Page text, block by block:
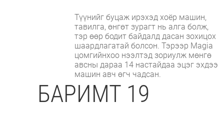
Түүнийг буцаж ирэхэд хоёр машин,
тавилга, өнгөт зурагт нь алга болж,
тэр өөр бодит байдалд дасан зохицох
шаардлагатай болсон. Тэрээр Magia
цомгийнхоо нээлтэд зориулж мөнгө
авсны дараа 14 настайдаа эцэг эхдээ
машин авч өгч чадсан.
БАРИМТ 19